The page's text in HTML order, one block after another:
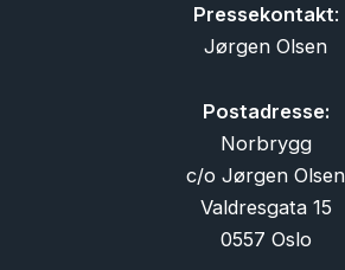
Pressekontakt:
Jørgen Olsen
Postadresse:
Norbrygg
c/o Jørgen Olsen
Valdresgata 15
0557 Oslo